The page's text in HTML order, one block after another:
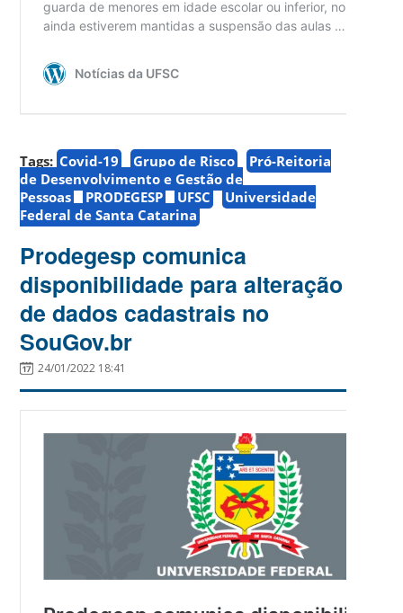
Tags: Covid-19 Grupo de Risco
Pró-Reitoria
de Desenvolvimento e Gestão de
Pessoas
PRODEGESP UFSC
Universidade
Federal de Santa Catarina
Prodegesp comunica
disponibilidade para alteração
de dados cadastrais no
SouGov.br
24/01/2022 18:41